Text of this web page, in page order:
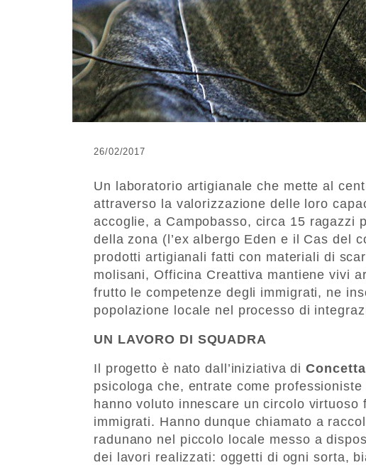
26/02/2017
Un laboratorio artigianale che mette al
attraverso la valorizzazione delle loro
accoglie, a Campobasso, circa 15 ragazzi
della zona (l’ex albergo Eden e il Cas del
prodotti artigianali fatti con materiali di
molisani, Officina Creattiva mantiene vivi
frutto le competenze degli immigrati, ne
popolazione locale nel processo di
UN LAVORO DI SQUADRA
Il progetto è nato dall’iniziativa diConcetta
psicologa che, entrate come
hanno voluto innescare un circolo
immigrati. Hanno dunque chiamato a
radunano nel piccolo locale messo a
dei lavori realizzati: oggetti di ogni sorta,